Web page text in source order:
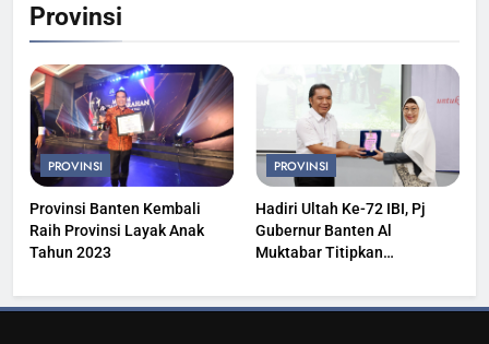
Provinsi
PROVINSI
Provinsi Banten Kembali
Raih Provinsi Layak Anak
Tahun 2023
PROVINSI
Hadiri Ultah Ke-72 IBI, Pj
Gubernur Banten Al
Muktabar Titipkan